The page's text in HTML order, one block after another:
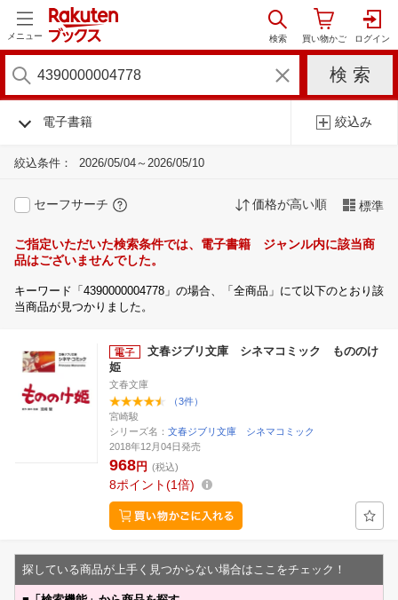
メニュー
電子書籍 絞込み
絞込条件： 2026/05/04～2026/05/10
セーフサーチ 価格が高い順 標準
ご指定いただいた検索条件では、電子書籍 ジャンル内に該当商
品はございませんでした。
キーワード「4390000004778」の場合、「全商品」にて以下のとおり該
当商品が見つかりました。
文春ジブリ文庫 シネマコミック もののけ
姫
文春文庫
（3件）
宮崎駿
シリーズ名： 文春ジブリ文庫 シネマコミック
2018年12月04日発売
968円 (税込)
8ポイント 1倍
探している商品が上手く見つからない場合はここをチェック！